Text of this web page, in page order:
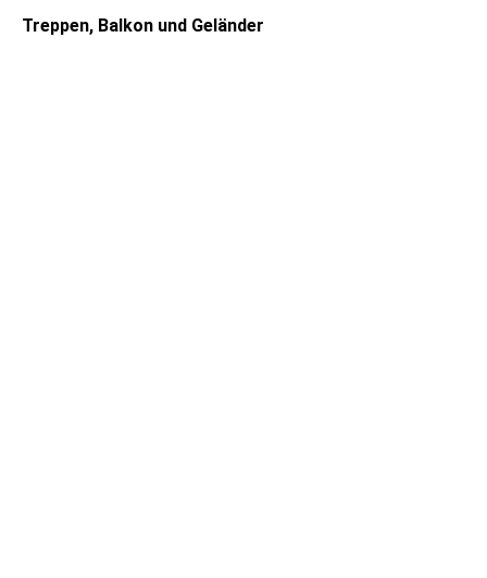
Treppen, Balkon und Geländer